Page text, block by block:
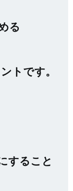
る
トです。
すること